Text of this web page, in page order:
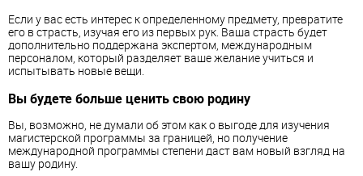
Если у вас есть интерес к определенному предмету, превратите
его в страсть, изучая его из первых рук. Ваша страсть будет
дополнительно поддержана экспертом, международным
персоналом, который разделяет ваше желание учиться и
испытывать новые вещи.
Вы будете больше ценить свою родину
Вы, возможно, не думали об этом как о выгоде для изучения
магистерской программы за границей, но получение
международной программы степени даст вам новый взгляд на
вашу родину.